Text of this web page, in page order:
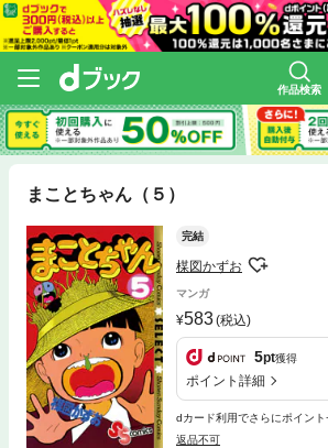
作品検索
まことちゃん（５）
完結
楳図かずお
マンガ
583(税込)
5pt獲得
ポイント詳細
dカード利用でさらにポイン
返品不可